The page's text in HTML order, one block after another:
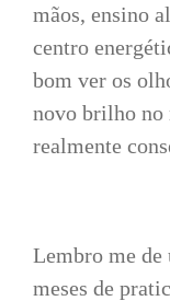
mãos, ensino
centro
bom ver os
novo brilho no
realmente
Lembro me de
meses de